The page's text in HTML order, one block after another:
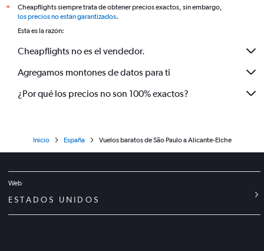
*
Cheapflights siempre trata de obtener precios exactos, sin embargo,
los precios no están garantizados.
Esta es la razón:
Cheapflights no es el vendedor.
Agregamos montones de datos para ti
¿Por qué los precios no son 100% exactos?
Inicio España Vuelos baratos de São Paulo a Alicante-Elche
Web
ESTADOS UNIDOS